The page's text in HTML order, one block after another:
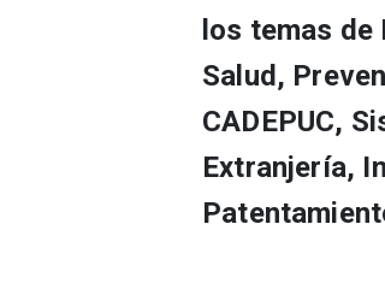
los temas
Salud,
CADEPUC,
Extranjería,